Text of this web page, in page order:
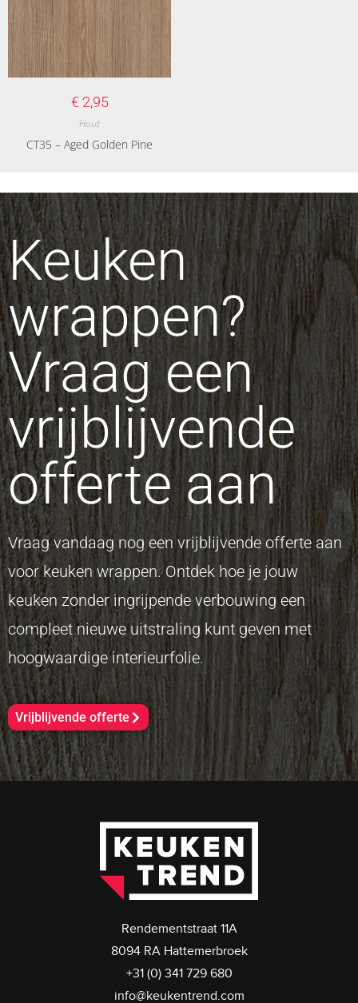
€ 2,95
Hout
CT35 – Aged Golden Pine
Keuken
wrappen?
Vraag een
vrijblijvende
offerte aan
Vraag vandaag nog een vrijblijvende offerte aan
voor keuken wrappen. Ontdek hoe je jouw
keuken zonder ingrijpende verbouwing een
compleet nieuwe uitstraling kunt geven met
hoogwaardige interieurfolie.
Vrijblijvende offerte
Rendementstraat 11A
8094 RA Hattemerbroek
+31 (0) 341 729 680
info@keukentrend.com